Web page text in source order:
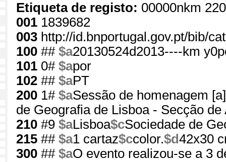
Etiqueta de registo: 00000nkm
001 1839682
003 http://id.bnportugal.gov.pt/bib/
100 ## $a20130524d2013----km
101 0# $apor
102 ## $aPT
200 1# $aSessão de homenagem
de Geografia de Lisboa - Secção de
210 #9 $aLisboa$cSociedade de
215 ## $a1 cartaz$ccolor.$d42x30
300 ## $aO evento realizou-se a 3